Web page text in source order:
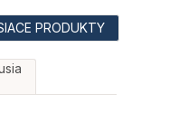
PRODUKTY